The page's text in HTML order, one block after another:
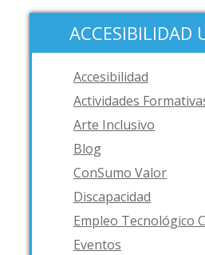
ACCESIBILIDAD
Accesibilidad
Actividades
Arte Inclusivo
Blog
ConSumo Valor
Discapacidad
Empleo Tecnológico
Eventos